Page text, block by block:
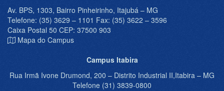
Av. BPS, 1303, Bairro Pinheirinho, Itajubá – MG
Telefone: (35) 3629 – 1101 Fax: (35) 3622 – 3596
Caixa Postal 50 CEP: 37500 903
Mapa do Campus
Campus Itabira
Rua Irmã Ivone Drumond, 200 – Distrito Industrial II,Itabira – MG
Telefone (31) 3839-0800